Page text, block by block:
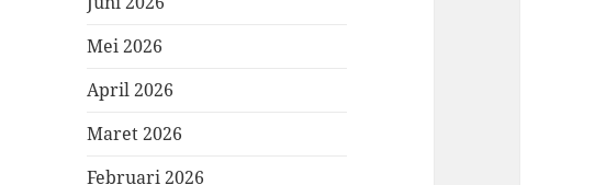
Mei 2026
April 2026
Maret 2026
Februari 2026